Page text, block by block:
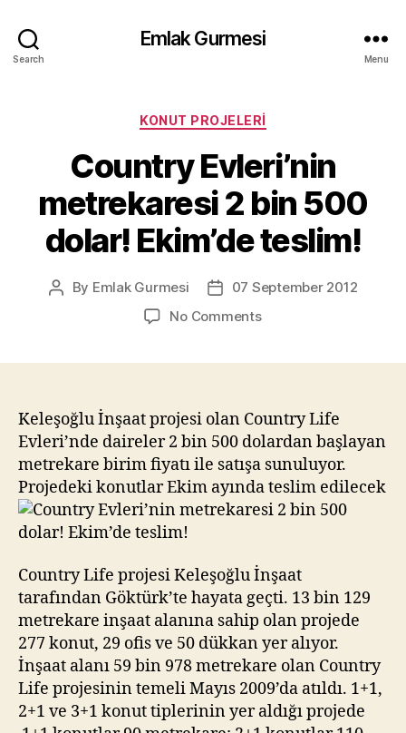
Search
Emlak Gurmesi
Menu
Categories
KONUT PROJELERI
Country Evleri’nin
metrekaresi 2 bin 500
dolar! Ekim’de teslim!
Post
By Emlak Gurmesi
Post07 September 2012
No Commentson
bin
500
Ekim’de
teslim!
Keleşoğlu İnşaat projesi olan Country Life
Evleri’nde daireler 2 bin 500 dolardan başlayan
metrekare birim fiyatı ile satışa sunuluyor.
Projedeki konutlar Ekim ayında teslim edilecek
Country Life projesi Keleşoğlu İnşaat
tarafından Göktürk’te hayata geçti. 13 bin 129
metrekare inşaat alanına sahip olan projede
277 konut, 29 ofis ve 50 dükkan yer alıyor.
İnşaat alanı 59 bin 978 metrekare olan Country
Life projesinin temeli Mayıs 2009’da atıldı. 1+1,
2+1 ve 3+1 konut tiplerinin yer aldığı projede